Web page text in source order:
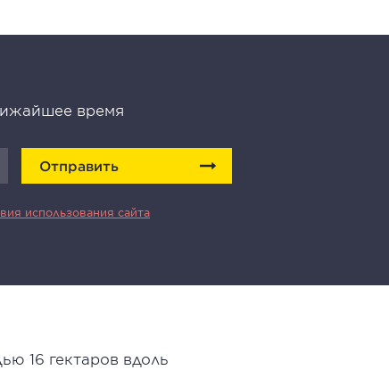
время
Отправить
использования сайта
16 гектаров вдоль